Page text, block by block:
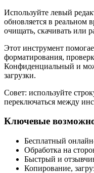
Используйте левый
обновляется в реальном
очищать, скачивать или
Этот инструмент
форматирования,
Конфиденциальный и
загрузки.
Совет: используйте
переключаться между
Ключевые
Бесплатный
Обработка на
Быстрый и
Копирование,